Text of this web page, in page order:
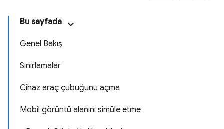
Bu sayfada
Genel Bakış
Sınırlamalar
Cihaz araç çubuğunu açma
Mobil görüntü alanını simüle etme